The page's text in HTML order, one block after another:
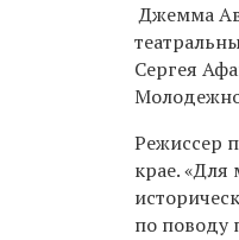
Джемма
Сергея
Режиссер
крае.«Для
по поводу